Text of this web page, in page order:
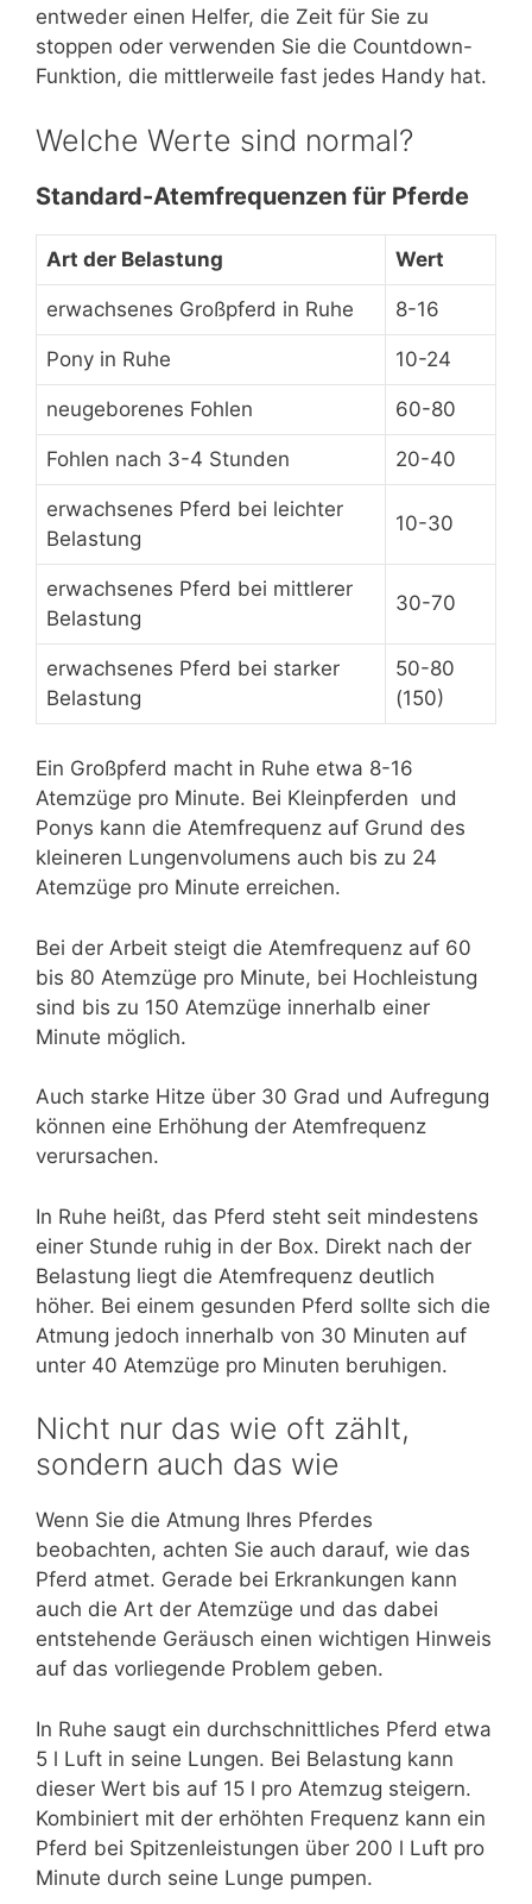
entweder einen Helfer, die Zeit für Sie zu
stoppen oder verwenden Sie die Countdown-
Funktion, die mittlerweile fast jedes Handy hat.
Welche Werte sind normal?
Standard-Atemfrequenzen für Pferde
Art der Belastung Wert
erwachsenes Großpferd in Ruhe 8-16
Pony in Ruhe 10-24
neugeborenes Fohlen 60-80
Fohlen nach 3-4 Stunden 20-40
erwachsenes Pferd bei leichter
Belastung
10-30
erwachsenes Pferd bei mittlerer
Belastung
30-70
erwachsenes Pferd bei starker
Belastung
50-80
(150)
Ein Großpferd macht in Ruhe etwa 8-16
Atemzüge pro Minute. Bei Kleinpferden und
Ponys kann die Atemfrequenz auf Grund des
kleineren Lungenvolumens auch bis zu 24
Atemzüge pro Minute erreichen.
Bei der Arbeit steigt die Atemfrequenz auf 60
bis 80 Atemzüge pro Minute, bei Hochleistung
sind bis zu 150 Atemzüge innerhalb einer
Minute möglich.
Auch starke Hitze über 30 Grad und Aufregung
können eine Erhöhung der Atemfrequenz
verursachen.
In Ruhe heißt, das Pferd steht seit mindestens
einer Stunde ruhig in der Box. Direkt nach der
Belastung liegt die Atemfrequenz deutlich
höher. Bei einem gesunden Pferd sollte sich die
Atmung jedoch innerhalb von 30 Minuten auf
unter 40 Atemzüge pro Minuten beruhigen.
Nicht nur das wie oft zählt,
sondern auch das wie
Wenn Sie die Atmung Ihres Pferdes
beobachten, achten Sie auch darauf, wie das
Pferd atmet. Gerade bei Erkrankungen kann
auch die Art der Atemzüge und das dabei
entstehende Geräusch einen wichtigen Hinweis
auf das vorliegende Problem geben.
In Ruhe saugt ein durchschnittliches Pferd etwa
5 l Luft in seine Lungen. Bei Belastung kann
dieser Wert bis auf 15 l pro Atemzug steigern.
Kombiniert mit der erhöhten Frequenz kann ein
Pferd bei Spitzenleistungen über 200 l Luft pro
Minute durch seine Lunge pumpen.